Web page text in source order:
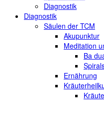
Diagnostik
Diagnostik
Säulen der TCM
Akupunktur
Meditation
Ba
Ernährung